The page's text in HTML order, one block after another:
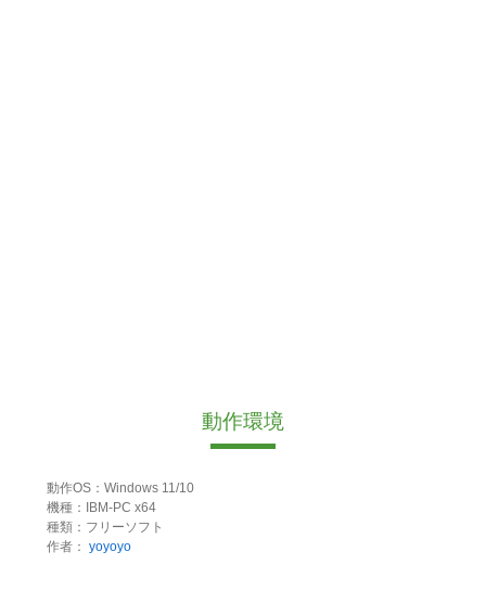
動作環境
動作OS：Windows 11/10
機種：IBM-PC x64
種類：フリーソフト
作者： yoyoyo